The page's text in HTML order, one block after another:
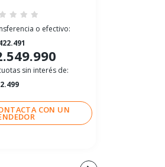
o efectivo:
sin interés de:
CON UN